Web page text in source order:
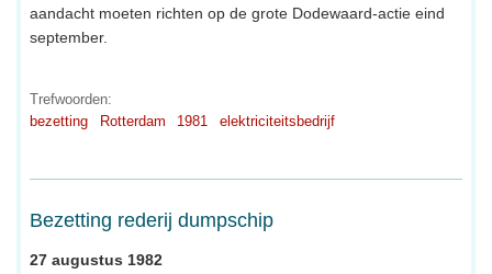
aandacht moeten richten op de grote Dodewaard-actie eind
september.
Trefwoorden:
bezetting
Rotterdam 1981 elektriciteitsbedrijf
Bezetting rederij dumpschip
27 augustus 1982